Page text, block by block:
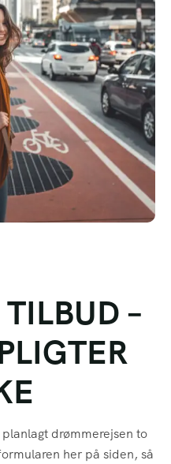
–
drømmerejsen to
her på siden, så